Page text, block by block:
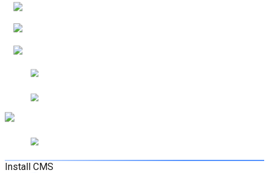
Install CMS